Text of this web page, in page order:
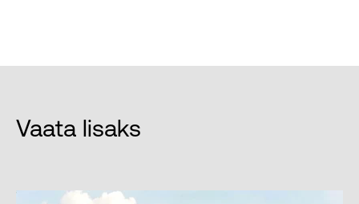
Vaata lisaks